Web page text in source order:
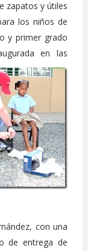
zapatos y útiles
los niños de
y primer grado
enlas
con una
de entrega de